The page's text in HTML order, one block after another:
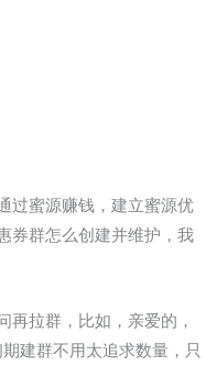
过蜜源赚钱，建立蜜源优
券群怎么创建并维护，我
拉群，比如，亲爱的，
建群不用太追求数量，只